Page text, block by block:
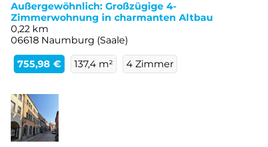
Außergewöhnlich: Großzügige 4-
Zimmerwohnung in charmanten Altbau
0,22 km
06618 Naumburg (Saale)
755,98 € 137,4 m² 4 Zimmer